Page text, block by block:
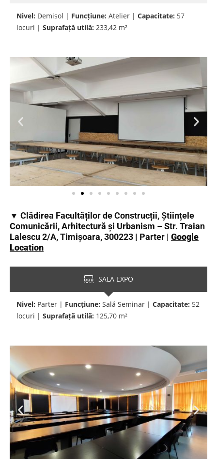
Nivel: Demisol | Funcțiune: Atelier | Capacitate: 57
locuri | Suprafață utilă: 233,42 m²
▼ Clădirea Facultăților de Construcții, Științele
Comunicării, Arhitectură și Urbanism – Str. Traian
Lalescu 2/A, Timișoara, 300223 | Parter | Google
Location
SALA EXPO
Nivel: Parter | Funcțiune: Sală Seminar | Capacitate: 52
locuri | Suprafață utilă: 125,70 m²